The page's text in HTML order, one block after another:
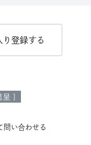
り登録する
呈 ]
問い合わせる